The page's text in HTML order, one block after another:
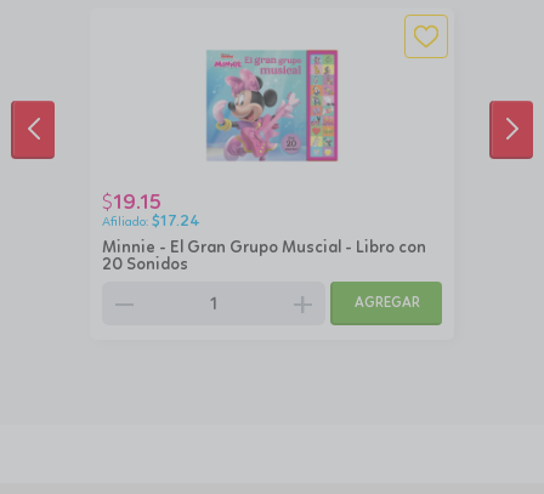
Minnie - El Gran Grupo Muscial - Libro con
20 Sonidos
$19.15
$17.24
remove add AGREGAR
ANTERIOR